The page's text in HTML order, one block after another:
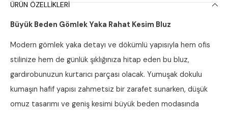
ÜRÜN ÖZELLIKLERI
Büyük Beden Gömlek Yaka Rahat Kesim Bluz
Modern gömlek yaka detayı ve dökümlü yapısıyla hem ofis
stilinize hem de günlük şıklığınıza hitap eden bu bluz,
gardırobunuzun kurtarıcı parçası olacak. Yumuşak dokulu
kumaşın hafif yapısı zahmetsiz bir zarafet sunarken, düşük
omuz tasarımı ve geniş kesimi büyük beden modasında